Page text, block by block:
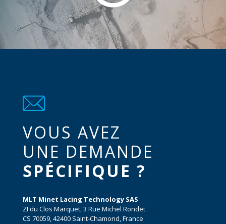
VOUS AVEZ
UNE DEMANDE
SPÉCIFIQUE ?
MLT Minet Lacing Technology SAS
ZI du Clos Marquet, 3 Rue Michel Rondet
CS 70059, 42400 Saint-Chamond, France